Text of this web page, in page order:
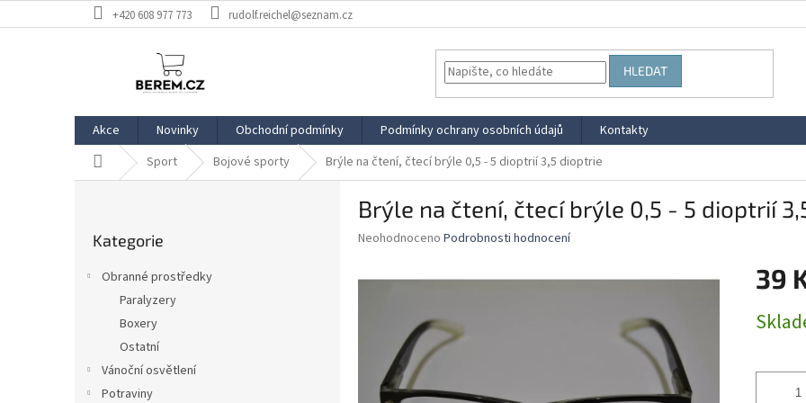
na
+420 608 977 773 rudolf.reichel@seznam.cz
HLEDAT
Akce Novinky Obchodní podmínky Podmínky ochrany osobních údajů
Kontakty
Domů Sport Bojové sporty Brýle na čtení, čtecí brýle 0,5 - 5 dioptrií 3,5 dioptrie
kategorie
Kategorie
Obranné prostředky
Paralyzery
Boxery
Ostatní
Vánoční osvětlení
Potraviny
Brýle na čtení, čtecí brýle 0,5 - 5 dioptrií
Průměrné
hvězdiček.
Neohodnoceno Podrobnosti hodnocení
39
cena: